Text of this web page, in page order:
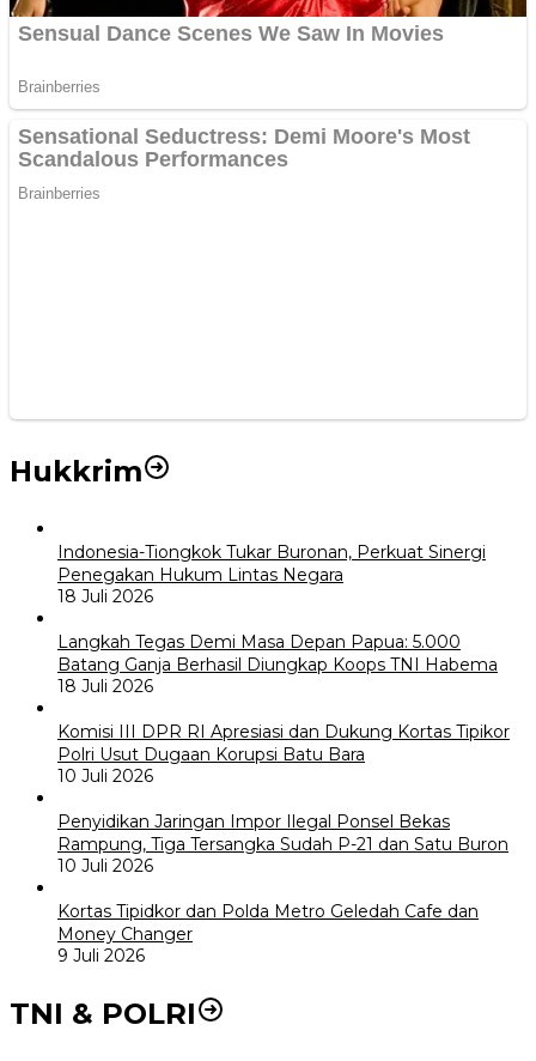
Hukkrim
Indonesia-Tiongkok Tukar Buronan, Perkuat Sinergi
Penegakan Hukum Lintas Negara
18 Juli 2026
Langkah Tegas Demi Masa Depan Papua: 5.000
Batang Ganja Berhasil Diungkap Koops TNI Habema
18 Juli 2026
Komisi III DPR RI Apresiasi dan Dukung Kortas Tipikor
Polri Usut Dugaan Korupsi Batu Bara
10 Juli 2026
Penyidikan Jaringan Impor Ilegal Ponsel Bekas
Rampung, Tiga Tersangka Sudah P-21 dan Satu Buron
10 Juli 2026
Kortas Tipidkor dan Polda Metro Geledah Cafe dan
Money Changer
9 Juli 2026
TNI & POLRI